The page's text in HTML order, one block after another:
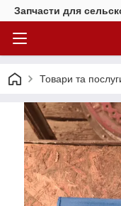
Запчасти для
Товари та